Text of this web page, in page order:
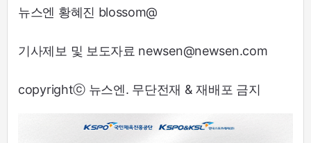
뉴스엔 황혜진 blossom@
기사제보 및 보도자료 newsen@newsen.com
copyrightⓒ 뉴스엔. 무단전재 & 재배포 금지